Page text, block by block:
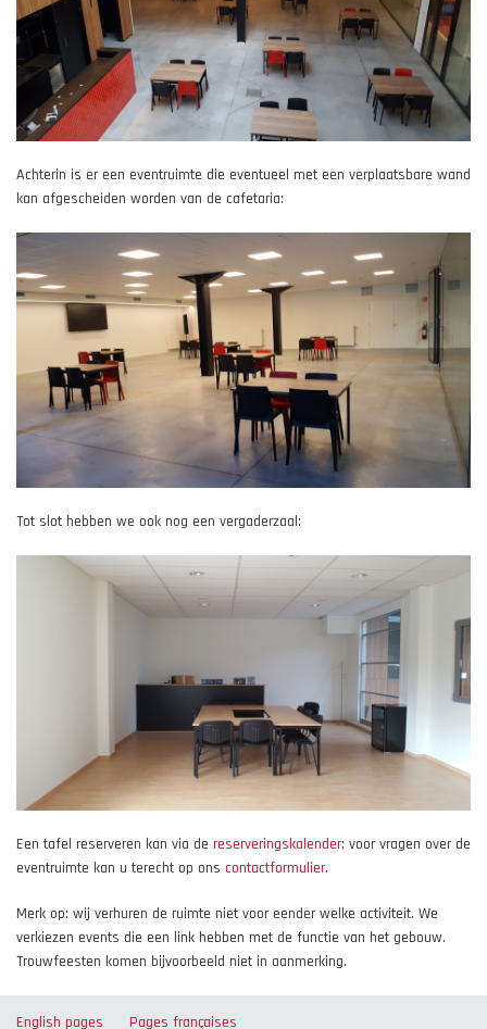
Achterin is er een eventruimte die eventueel met een verplaatsbare wand
kan afgescheiden worden van de cafetaria:
Tot slot hebben we ook nog een vergaderzaal:
Een tafel reserveren kan via de reserveringskalender; voor vragen over de
eventruimte kan u terecht op ons contactformulier.
Merk op: wij verhuren de ruimte niet voor eender welke activiteit. We
verkiezen events die een link hebben met de functie van het gebouw.
Trouwfeesten komen bijvoorbeeld niet in aanmerking.
English pages Pages françaises